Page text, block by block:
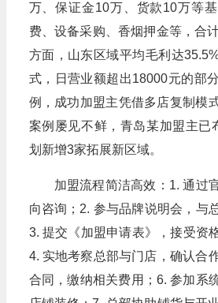
万、保证金10万、货款10万等
费、设备采购、香烟押金等，合
方面，山东区域平均毛利达
式，日营业额超出18000元的部
例，成功加盟主凭借多店复制模
案例屡见不鲜，青岛某加盟主已
划新增3家拓展新区域。
加盟流程简洁高效：1. 通过
向咨询；2. 参与品牌说明会，与
3. 提交《加盟申请表》，接受资
4. 实地考察总部与门店，确认合
合同，缴纳相关费用；6. 参加系